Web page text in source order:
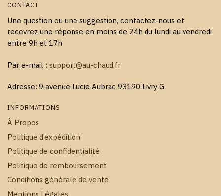
CONTACT
Une question ou une suggestion, contactez-nous et
recevrez une réponse en moins de 24h du lundi au vendredi
entre 9h et 17h
Par e-mail : support@au-chaud.fr
Adresse: 9 avenue Lucie Aubrac 93190 Livry G
INFORMATIONS
À Propos
Politique d’expédition
Politique de confidentialité
Politique de remboursement
Conditions générale de vente
Mentions Légales